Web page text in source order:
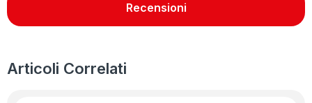
Recensioni
Articoli Correlati